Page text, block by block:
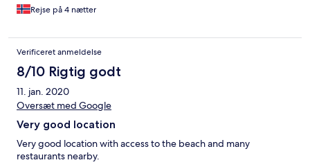
Rejse på 4 nætter
Verificeret anmeldelse
8/10 Rigtig godt
11. jan. 2020
Oversæt med Google
Very good location
Very good location with access to the beach and many
restaurants nearby.